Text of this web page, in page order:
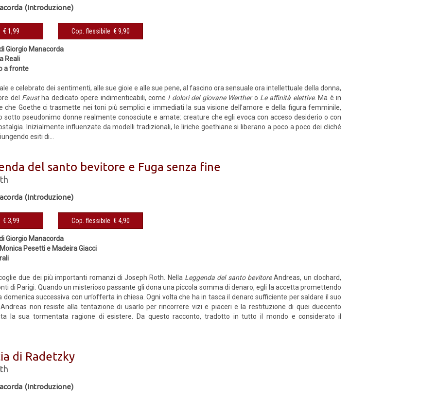
(Introduzione)
eBook € 1,99 Cop. flessibile € 9,90
Giorgio Manacorda
Reali
a fronte
e celebrato dei sentimenti, alle sue gioie e alle sue pene, al fascino ora sensuale ora intellettuale della donna,
del Faustha dedicato opere indimenticabili, come I dolori del giovane Werthero Le affinità elettive. Ma è in
che Goethe ci trasmette nei toni più semplici e immediati la sua visione dell’amore e della figura femminile,
sotto pseudonimo donne realmente conosciute e amate: creature che egli evoca con acceso desiderio o con
Inizialmente influenzate da modelli tradizionali, le liriche goethiane si liberano a poco a poco dei cliché
esiti di...
del santo bevitore e Fuga senza fine
(Introduzione)
eBook € 3,99 Cop. flessibile € 4,90
Giorgio Manacorda
Pesetti e Madeira Giacci
due dei più importanti romanzi di Joseph Roth. Nella Leggenda del santo bevitoreAndreas, un clochard,
di Parigi. Quando un misterioso passante gli dona una piccola somma di denaro, egli la accetta promettendo
domenica successiva con un’offerta in chiesa. Ogni volta che ha in tasca il denaro sufficiente per saldare il suo
non resiste alla tentazione di usarlo per rincorrere vizi e piaceri e la restituzione di quei duecento
la sua tormentata ragione di esistere. Da questo racconto, tradotto in tutto il mondo e considerato il
di Radetzky
(Introduzione)